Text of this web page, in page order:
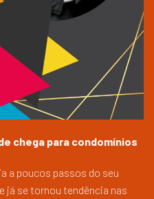
chega para condomínios
a poucos passos do seu
já se tornou tendência nas